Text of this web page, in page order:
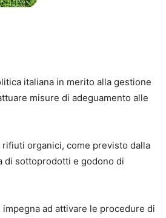
italiana in merito alla gestione
misure di adeguamento alle
organici, come previsto dalla
di sottoprodotti e godono di
ad attivare le procedure di